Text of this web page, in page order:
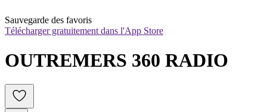
Sauvegarde des favoris
Télécharger gratuitement dans l'App Store
OUTREMERS 360 RADIO